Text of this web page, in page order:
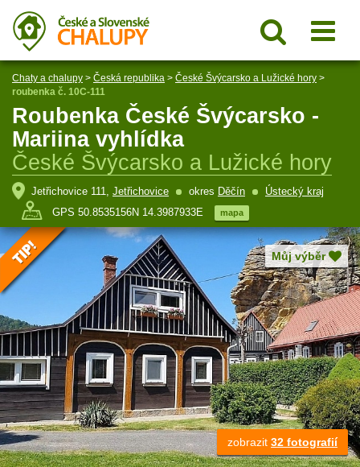
Chaty a chalupy > Česká republika > České Švýcarsko a Lužické hory >
roubenka č. 10C-111
Roubenka České Švýcarsko -
Mariina vyhlídka
České Švýcarsko a Lužické hory
Jetřichovice 111, Jetřichovice okres Děčín
Ústecký kraj
GPS 50.8535156N 14.3987933E
mapa
Můj výběr
zobrazit 32 fotografií